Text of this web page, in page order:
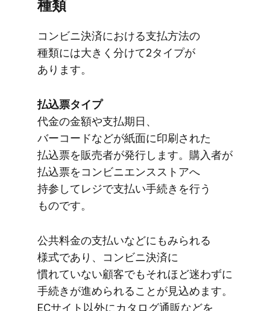
種類
コンビニ決済に​おける​支払方​法の​
種類には​大きく​分けて​2タイプが​
あります。
払込票タイプ
代金の​金額や​支払期日、​
バーコードなどが​紙面に​印刷された​
払込票を​販売者が​発行します。​購入者が​
払込票を​コンビニエンスストアへ​
持参して​レジで​支払い手続きを​行う​
ものです。
公共料金の​支払いなどにも​みられる​
様式で​あり、​コンビニ決済に​
慣れていない​顧客でも​それほど​迷わずに​
手続きが​進められる​ことが​見込めます。​
ECサイト以外に​カタログ通販などを​